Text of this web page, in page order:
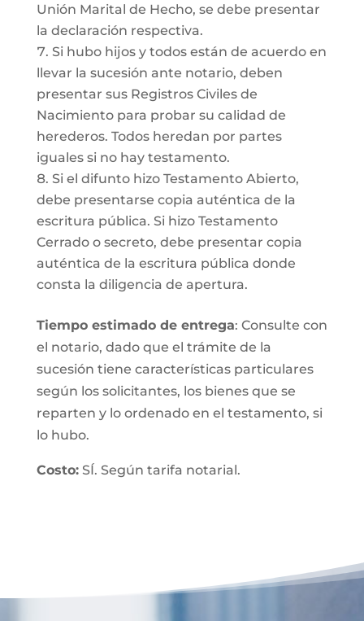
Unión Marital de Hecho, se debe presentar
la declaración respectiva.
Si hubo hijos y todos están de acuerdo en
llevar la sucesión ante notario, deben
presentar sus Registros Civiles de
Nacimiento para probar su calidad de
herederos. Todos heredan por partes
iguales si no hay testamento.
Si el difunto hizo Testamento Abierto,
debe presentarse copia auténtica de la
escritura pública. Si hizo Testamento
Cerrado o secreto, debe presentar copia
auténtica de la escritura pública donde
consta la diligencia de apertura.
Tiempo estimado de entrega: Consulte con
el notario, dado que el trámite de la
sucesión tiene características particulares
según los solicitantes, los bienes que se
reparten y lo ordenado en el testamento, si
lo hubo.
Costo:SÍ. Según tarifa notarial.